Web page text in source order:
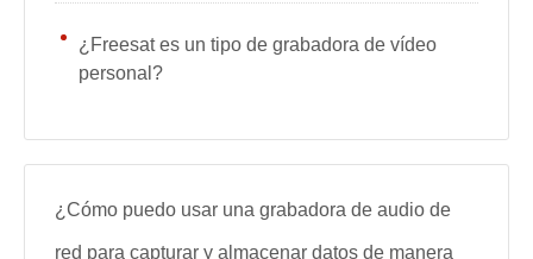
¿Freesat es un tipo de grabadora de vídeo
personal?
¿Cómo puedo usar una grabadora de audio de
red para capturar y almacenar datos de manera